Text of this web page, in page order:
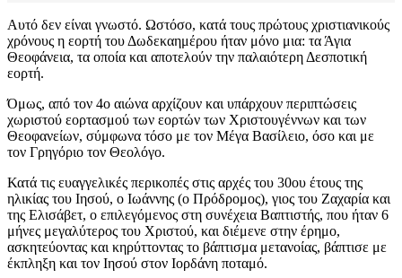
Αυτό δεν είναι γνωστό. Ωστόσο, κατά τους πρώτους χριστιανικούς
χρόνους η εορτή του Δωδεκαημέρου ήταν μόνο μια: τα Άγια
Θεοφάνεια, τα οποία και αποτελούν την παλαιότερη Δεσποτική
εορτή.
Όμως, από τον 4ο αιώνα αρχίζουν και υπάρχουν περιπτώσεις
χωριστού εορτασμού των εορτών των Χριστουγέννων και των
Θεοφανείων, σύμφωνα τόσο με τον Μέγα Βασίλειο, όσο και με
τον Γρηγόριο τον Θεολόγο.
Κατά τις ευαγγελικές περικοπές στις αρχές του 30ου έτους της
ηλικίας του Ιησού, ο Ιωάννης (ο Πρόδρομος), γιος του Ζαχαρία και
της Ελισάβετ, ο επιλεγόμενος στη συνέχεια Βαπτιστής, που ήταν 6
μήνες μεγαλύτερος του Χριστού, και διέμενε στην έρημο,
ασκητεύοντας και κηρύττοντας το βάπτισμα μετανοίας, βάπτισε με
έκπληξη και τον Ιησού στον Ιορδάνη ποταμό.